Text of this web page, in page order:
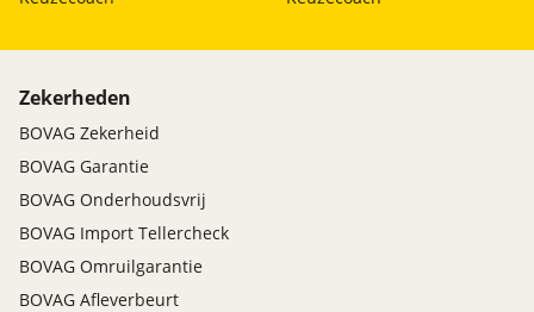
Zekerheden
BOVAG Zekerheid
BOVAG Garantie
BOVAG Onderhoudsvrij
BOVAG Import Tellercheck
BOVAG Omruilgarantie
BOVAG Afleverbeurt